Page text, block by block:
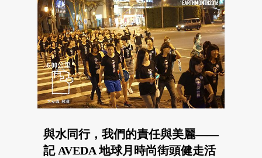
與水同行，我們的責任與美麗——
記 AVEDA 地球月時尚街頭健走活